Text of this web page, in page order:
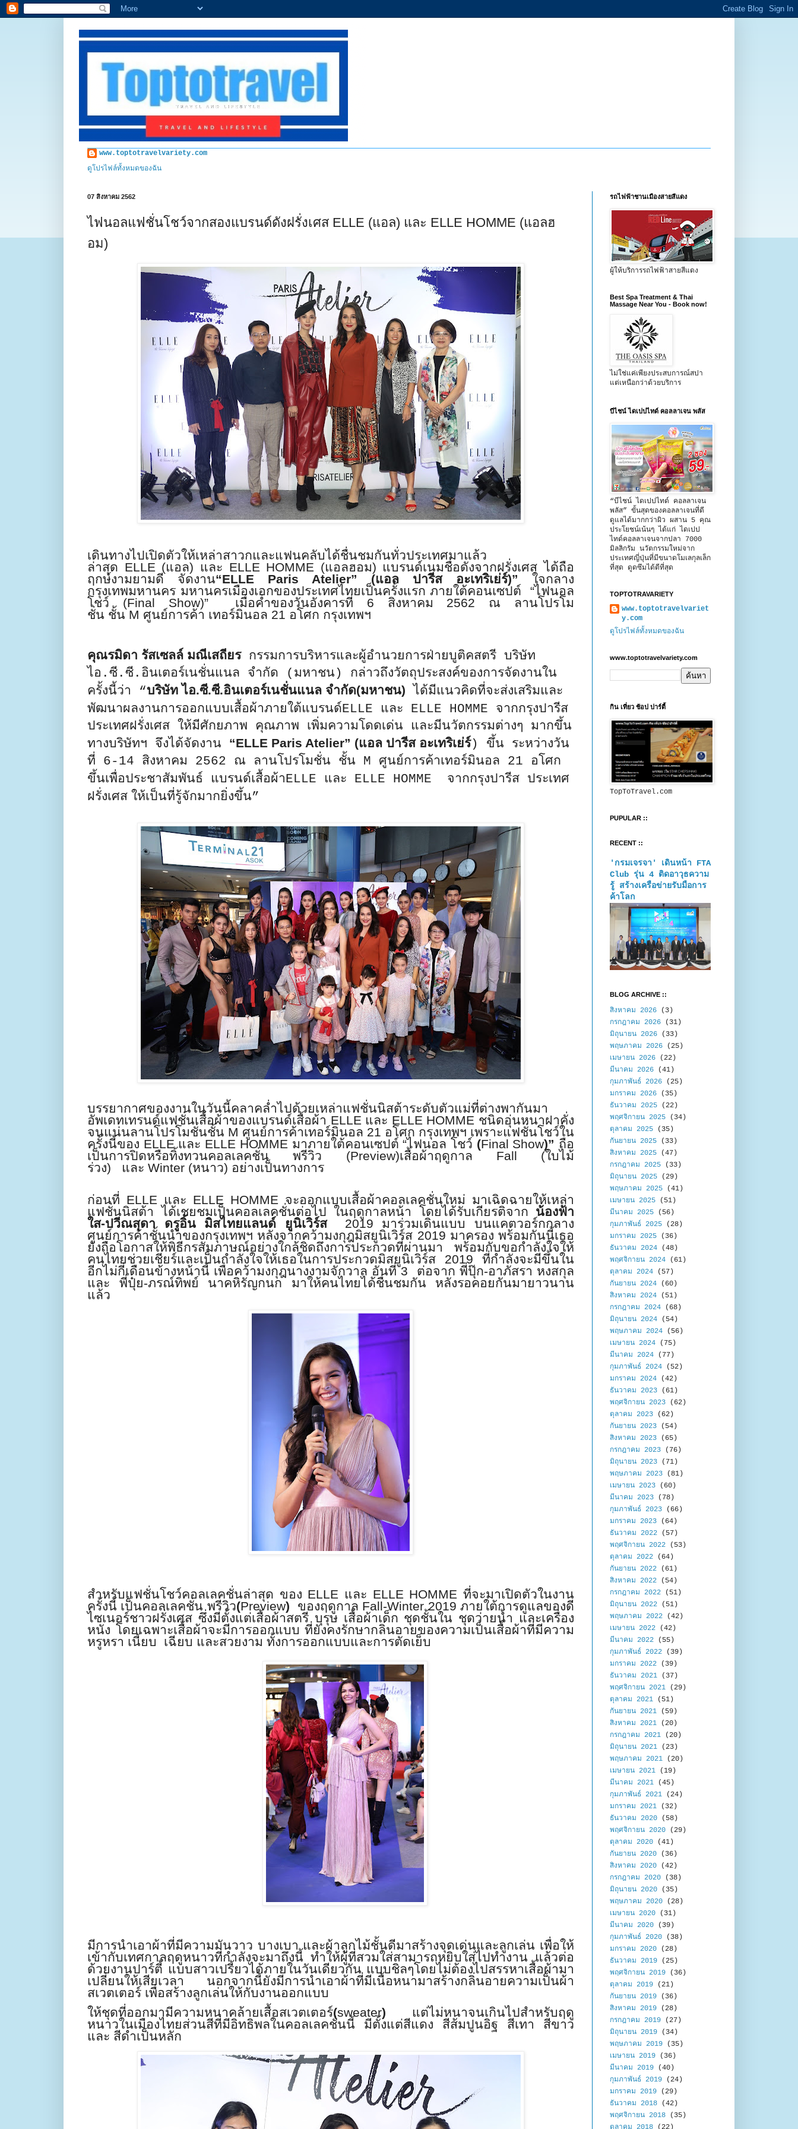
www.toptotravelvariety.com
ดูโปรไฟล์ทั้งหมดของฉัน
07 สิงหาคม 2562
ไฟนอลแฟชั่นโชว์จากสองแบรนด์ดังฝรั่งเศส ELLE (แอล) และ ELLE HOMME (แอลฮ
อม)
เดินทางไปเปิดตัวให้เหล่าสาวกและแฟนคลับได้ชื่นชมกันทั่วประเทศมาแล้ว
ล่าสุด ELLE (แอล) และ ELLE HOMME (แอลฮอม) แบรนด์เนมชื่อดังจากฝรั่งเศส ได้ถือ
ฤกษ์งามยามดี จัดงาน“ELLE Paris Atelier” (แอล ปารีส อะเทริเย่ร์)” ใจกลาง
กรุงเทพมหานคร มหานครเมืองเอกของประเทศไทยเป็นครั้งแรก ภายใต้คอนเซปต์
“ไฟนอล
โชว์ (Final Show)” เมื่อค่ำของวันอังคารที่ 6 สิงหาคม 2562
ณ ลานโปรโม
ชั่น ชั้น M ศูนย์การค้า เทอร์มินอล 21 อโศก กรุงเทพฯ
คุณรมิดา รัสเซลล์ มณีเสถียรกรรมการบริหารและผู้อำนวยการฝ่ายบูติคสตรี บริษัท
ไอ.ซี.ซี.อินเตอร์เนชั่นแนล จำกัด (มหาชน) กล่าวถึงวัตถุประสงค์ของการจัดงานใน
ครั้งนี้ว่า “บริษัท ไอ.ซี.ซี.อินเตอร์เนชั่นแนล จำกัด(มหาชน) ได้มีแนวคิดที่จะส่งเสริมและ
พัฒนาผลงานการออกแบบเสื้อผ้าภายใต้แบรนด์ELLE และ ELLE HOMME จากกรุงปารีส
ประเทศฝรั่งเศส ให้มีศักยภาพ คุณภาพ เพิ่มความโดดเด่น และมีนวัตกรรมต่างๆ มากขึ้น
ทางบริษัทฯ จึงได้จัดงาน “ELLE Paris Atelier” (แอล ปารีส อะเทริเย่ร์) ขึ้น ระหว่างวัน
ที่ 6-14 สิงหาคม 2562 ณ ลานโปรโมชั่น ชั้น M ศูนย์การค้าเทอร์มินอล 21 อโศก
ขึ้นเพื่อประชาสัมพันธ์ แบรนด์เสื้อผ้าELLE และ ELLE HOMME
จากกรุงปารีส ประเทศ
ฝรั่งเศส ให้เป็นที่รู้จักมากยิ่งขึ้น”
บรรยากาศของงานในวันนี้คลาคล่ำไปด้วยเหล่าแฟชั่นนิสต้าระดับตัวแม่ที่ต่างพากันมา
อัพเดทเทรนด์แฟชั่นเสื้อผ้าของแบรนด์เสื้อผ้า ELLE และ ELLE HOMME ชนิดอุ่นหนาฝาคั่ง
จนแน่นลานโปรโมชั่นชั้น M ศูนย์การค้าเทอร์มินอล 21 อโศก กรุงเทพฯ เพราะแฟชั่นโชว์ใน
ครั้งนี้ของ ELLEและ ELLE HOMME มาภายใต้คอนเซปต์“ไฟนอล โชว์ (Final Show)” ถือ
เป็นการปิดหรือทิ้งทวนคอลเลคชั่น พรีวิว (Preview)เสื้อผ้าฤดูกาล Fall (ใบไม้
ร่วง)
และ Winter (หนาว) อย่างเป็นทางการ
ก่อนที่ ELLE และ ELLE HOMME จะออกแบบเสื้อผ้าคอลเลคชั่นใหม่ มาเฉิดฉายให้เหล่า
แฟชั่นนิสต้า ได้เชยชมเป็นคอลเลคชั่นต่อไป ในฤดูกาลหน้า โดยได้รับเกียรติจาก น้องฟ้า
ใส-ปวีณสุดา ดรูอิ้น มิสไทยแลนด์ ยูนิเวิร์ส
2019
มาร่วมเดินแบบ บนแคตวอร์กกลาง
ศูนย์การค้าชั้นนำของกรุงเทพฯ หลังจากคว้ามงกุฎมิสยูนิเวิร์ส 2019 มาครอง พร้อมกันนี้เธอ
ยังถือโอกาสให้พิธีกรสัมภาษณ์อย่างใกล้ชิดถึงการประกวดที่ผ่านมา พร้อมกับขอกำลังใจให้
คนไทยช่วยเชียร์และเป็นกำลังใจให้เธอในการประกวดมิสยูนิเวิร์ส 2019
ที่กำลังจะมีขึ้นใน
อีกไม่กี่เดือนข้างหน้านี้ เพื่อคว้ามงกุฎนางงามจักวาล อันที่ 3
ต่อจาก พี่ปุ๊ก-อาภัสรา หงสกุล
และ พี่ปุ๋ย-ภรณ์ทิพย์ นาคหิรัญกนก มาให้คนไทยได้ชื่นชมกัน หลังรอคอยกันมายาวนาน
แล้ว
สำหรับแฟชั่นโชว์คอลเลคชั่นล่าสุด ของ ELLE และ ELLE HOMME ที่จะมาเปิดตัวในงาน
ครั้งนี้ เป็นคอลเลคชั่น พรีวิว(Preview) ของฤดูกาล Fall-Winter 2019 ภายใต้การดูแลของดี
ไซเนอร์ชาวฝรั่งเศส ซึ่งมีตั้งแต่เสื้อผ้าสตรี บุรุษ เสื้อผ้าเด็ก ชุดชั้นใน ชุดว่ายน้ำ และเครื่อง
หนัง โดยเฉพาะเสื้อผ้าจะมีการออกแบบ ที่ยังคงรักษากลิ่นอายของความเป็นเสื้อผ้าที่มีความ
หรูหรา เนี้ยบ
เฉียบ และสวยงาม ทั้งการออกแบบและการตัดเย็บ
มีการนำเอาผ้าที่มีความมันวาว บางเบา และผ้าลูกไม้ชั้นดีมาสร้างจุดเด่นและลูกเล่น เพื่อให้
เข้ากับเทศกาลฤดูหนาวที่กำลังจะมาถึงนี้ ทำให้ผู้ที่สวมใส่สามารถหยิบใส่ไปทำงาน แล้วต่อ
ด้วยงานปาร์ตี้ แบบสาวเปรี้ยวได้ภายในวันเดียวกัน แบบชิลๆโดยไม่ต้องไปสรรหาเสื้อผ้ามา
เปลี่ยนให้เสียเวลา นอกจากนี้ยังมีการนำเอาผ้าที่มีเนื้อหนามาสร้างกลิ่นอายความเป็นผ้า
สเวตเตอร์ เพื่อสร้างลูกเล่นให้กับงานออกแบบ
ให้ชุดที่ออกมามีความหนาคล้ายเสื้อสเวตเตอร์(sweater) แต่ไม่หนาจนเกินไปสำหรับฤดู
หนาวในเมืองไทยส่วนสีที่มีอิทธิพลในคอลเลคชั่นนี้ มีตั้งแต่สีแดง สีส้มปูนอิฐ สีเทา สีขาว
และ สีดำเป็นหลัก
รถไฟฟ้าชานเมืองสายสีแดง
ผู้ให้บริการรถไฟฟ้าสายสีแดง
Best Spa Treatment & Thai
Massage Near You - Book now!
ไม่ใช่แค่เพียงประสบการณ์สปา
แต่เหนือกว่าด้วยบริการ
บีไชน์ ไดเปปไทด์ คอลลาเจน พลัส
“บีไชน์ ไดเปปไทด์ คอลลาเจน
พลัส” ขั้นสุดของคอลลาเจนที่ดี
ดูแลได้มากกว่าผิว ผสาน 5 คุณ
ประโยชน์เน้นๆ ได้แก่ ไดเปป
ไทด์คอลลาเจนจากปลา 7000
มิลลิกรัม นวัตกรรมใหม่จาก
ประเทศญี่ปุ่นที่มีขนาดโมเลกุลเล็ก
ที่สุด ดูดซึมได้ดีที่สุด
TOPTOTRAVARIETY
www.toptotravelvariet
y.com
ดูโปรไฟล์ทั้งหมดของฉัน
www.toptotravelvariety.com
กิน เที่ยว ช้อป ปาร์ตี้
TopToTravel.com
PUPULAR ::
RECENT ::
'กรมเจรจา' เดินหน้า FTA
Club รุ่น 4 ติดอาวุธความ
รู้ สร้างเครือข่ายรับมือการ
ค้าโลก
BLOG ARCHIVE ::
สิงหาคม 2026 (3)
กรกฎาคม 2026 (31)
มิถุนายน 2026 (33)
พฤษภาคม 2026 (25)
เมษายน 2026 (22)
มีนาคม 2026 (41)
กุมภาพันธ์ 2026 (25)
มกราคม 2026 (35)
ธันวาคม 2025 (22)
พฤศจิกายน 2025 (34)
ตุลาคม 2025 (35)
กันยายน 2025 (33)
สิงหาคม 2025 (47)
กรกฎาคม 2025 (33)
มิถุนายน 2025 (29)
พฤษภาคม 2025 (41)
เมษายน 2025 (51)
มีนาคม 2025 (56)
กุมภาพันธ์ 2025 (28)
มกราคม 2025 (36)
ธันวาคม 2024 (48)
พฤศจิกายน 2024 (61)
ตุลาคม 2024 (57)
กันยายน 2024 (60)
สิงหาคม 2024 (51)
กรกฎาคม 2024 (68)
มิถุนายน 2024 (54)
พฤษภาคม 2024 (56)
เมษายน 2024 (75)
มีนาคม 2024 (77)
กุมภาพันธ์ 2024 (52)
มกราคม 2024 (42)
ธันวาคม 2023 (61)
พฤศจิกายน 2023 (62)
ตุลาคม 2023 (62)
กันยายน 2023 (54)
สิงหาคม 2023 (65)
กรกฎาคม 2023 (76)
มิถุนายน 2023 (71)
พฤษภาคม 2023 (81)
เมษายน 2023 (60)
มีนาคม 2023 (78)
กุมภาพันธ์ 2023 (66)
มกราคม 2023 (64)
ธันวาคม 2022 (57)
พฤศจิกายน 2022 (53)
ตุลาคม 2022 (64)
กันยายน 2022 (61)
สิงหาคม 2022 (54)
กรกฎาคม 2022 (51)
มิถุนายน 2022 (51)
พฤษภาคม 2022 (42)
เมษายน 2022 (42)
มีนาคม 2022 (55)
กุมภาพันธ์ 2022 (39)
มกราคม 2022 (39)
ธันวาคม 2021 (37)
พฤศจิกายน 2021 (29)
ตุลาคม 2021 (51)
กันยายน 2021 (59)
สิงหาคม 2021 (20)
กรกฎาคม 2021 (20)
มิถุนายน 2021 (23)
พฤษภาคม 2021 (20)
เมษายน 2021 (19)
มีนาคม 2021 (45)
กุมภาพันธ์ 2021 (24)
มกราคม 2021 (32)
ธันวาคม 2020 (58)
พฤศจิกายน 2020 (29)
ตุลาคม 2020 (41)
กันยายน 2020 (36)
สิงหาคม 2020 (42)
กรกฎาคม 2020 (38)
มิถุนายน 2020 (35)
พฤษภาคม 2020 (28)
เมษายน 2020 (31)
มีนาคม 2020 (39)
กุมภาพันธ์ 2020 (38)
มกราคม 2020 (28)
ธันวาคม 2019 (25)
พฤศจิกายน 2019 (36)
ตุลาคม 2019 (21)
กันยายน 2019 (36)
สิงหาคม 2019 (28)
กรกฎาคม 2019 (27)
มิถุนายน 2019 (34)
พฤษภาคม 2019 (35)
เมษายน 2019 (36)
มีนาคม 2019 (40)
กุมภาพันธ์ 2019 (24)
มกราคม 2019 (29)
ธันวาคม 2018 (42)
พฤศจิกายน 2018 (35)